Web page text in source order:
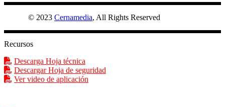
© 2023 Cernamedia, All Rights Reserved
Recursos
Descarga Hoja técnica
Descargar Hoja de seguridad
Ver video de aplicación